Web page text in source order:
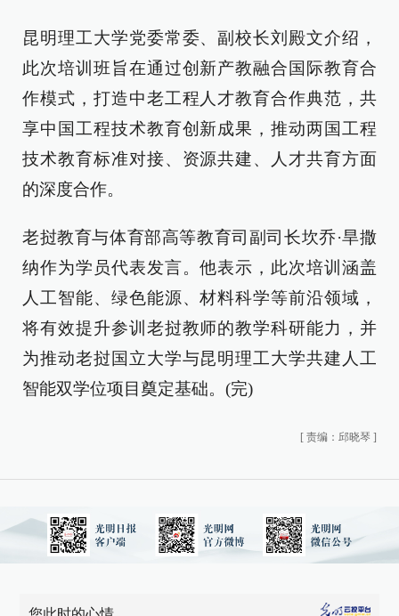
昆明理工大学党委常委、副校长刘殿文介绍，
此次培训班旨在通过创新产教融合国际教育合
作模式，打造中老工程人才教育合作典范，共
享中国工程技术教育创新成果，推动两国工程
技术教育标准对接、资源共建、人才共育方面
的深度合作。
老挝教育与体育部高等教育司副司长坎乔·旱撒
纳作为学员代表发言。他表示，此次培训涵盖
人工智能、绿色能源、材料科学等前沿领域，
将有效提升参训老挝教师的教学科研能力，并
为推动老挝国立大学与昆明理工大学共建人工
智能双学位项目奠定基础。(完)
[ 责编：邱晓琴 ]